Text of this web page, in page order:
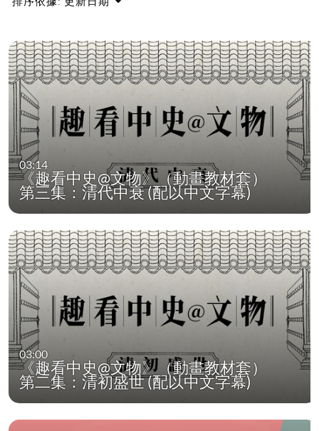
03:14
《趣看中史@文物》（動畫教材套）
第三集：清代中衰 (配以中文字幕)
03:00
《趣看中史@文物》（動畫教材套）
第二集：清初盛世 (配以中文字幕)